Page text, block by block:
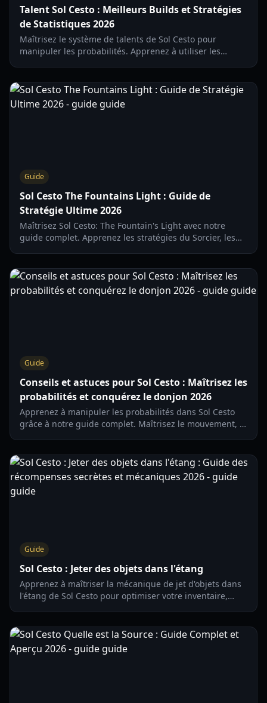
Talent Sol Cesto : Meilleurs Builds et Stratégies
de Statistiques 2026
Maîtrisez le système de talents de Sol Cesto pour
manipuler les probabilités. Apprenez à utiliser les
Guide
Sol Cesto The Fountains Light : Guide de
Stratégie Ultime 2026
Maîtrisez Sol Cesto: The Fountain's Light avec notre
guide complet. Apprenez les stratégies du Sorcier, les
Guide
Conseils et astuces pour Sol Cesto : Maîtrisez les
probabilités et conquérez le donjon 2026
Apprenez à manipuler les probabilités dans Sol Cesto
grâce à notre guide complet. Maîtrisez le mouvement, la
Guide
Sol Cesto : Jeter des objets dans l'étang
Apprenez à maîtriser la mécanique de jet d'objets dans
l'étang de Sol Cesto pour optimiser votre inventaire,